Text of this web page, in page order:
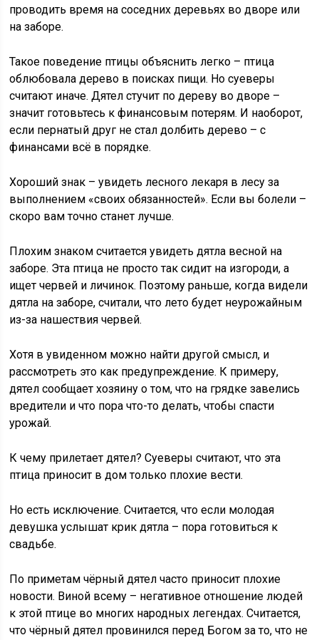
проводить время на соседних деревьях во дворе или
на заборе.
Такое поведение птицы объяснить легко – птица
облюбовала дерево в поисках пищи. Но суеверы
считают иначе. Дятел стучит по дереву во дворе –
значит готовьтесь к финансовым потерям. И наоборот,
если пернатый друг не стал долбить дерево – с
финансами всё в порядке.
Хороший знак – увидеть лесного лекаря в лесу за
выполнением «своих обязанностей». Если вы болели –
скоро вам точно станет лучше.
Плохим знаком считается увидеть дятла весной на
заборе. Эта птица не просто так сидит на изгороди, а
ищет червей и личинок. Поэтому раньше, когда видели
дятла на заборе, считали, что лето будет неурожайным
из-за нашествия червей.
Хотя в увиденном можно найти другой смысл, и
рассмотреть это как предупреждение. К примеру,
дятел сообщает хозяину о том, что на грядке завелись
вредители и что пора что-то делать, чтобы спасти
урожай.
К чему прилетает дятел? Суеверы считают, что эта
птица приносит в дом только плохие вести.
Но есть исключение. Считается, что если молодая
девушка услышат крик дятла – пора готовиться к
свадьбе.
По приметам чёрный дятел часто приносит плохие
новости. Виной всему – негативное отношение людей
к этой птице во многих народных легендах. Считается,
что чёрный дятел провинился перед Богом за то, что не